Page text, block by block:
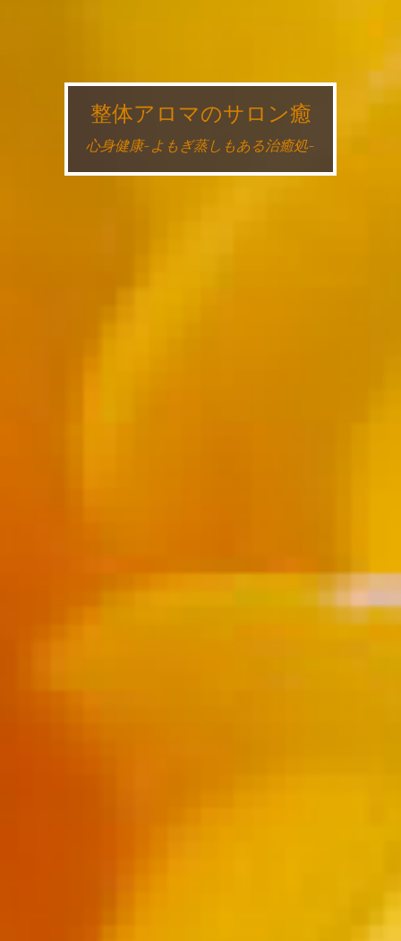
整体アロマのサロン癒
心身健康~よもぎ蒸しもある治癒処~